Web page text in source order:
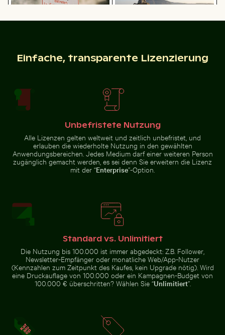
auf der Straße Kastri mit Kapelle
Barbary-Makaken
Kuscheln am
Affenfelsen in
Gibraltar
Bahrain World Trade Center zwischen Gassen
Helle orangefarbene Seestern am Sandstrand
Helle orangefarbene Seestern am
Sandstrand
Verschwommene
Verschwommene Bewegung
eines gelben Zuges am Bahnhof
Museumsinsel, Berlin
Flughund im farbenfrohen Himmel gleitend
Flughund im farbenfrohen
Silberreiher auf einem Boot
Silberreiher auf einem Boot in
Olympiaturm mit Blumen im Vordergrund
Luftaufnahme des Dorfes
Einfache, transparente Lizenzierung
Unbefristete Nutzung
Alle Lizenzen gelten weltweit und zeitlich unbefristet, und
erlauben die wiederholte Nutzung in den gewählten
Anwendungsbereichen. Jedes Medium darf einer weiteren Person
zugänglich gemacht werden, es sei denn Sie erweitern die Lizenz
mit der “Enterprise”-Option.
Standard vs. Unlimitiert
Die Nutzung bis 100.000 ist immer abgedeckt: Z.B. Follower,
Newsletter-Empfänger oder monatliche Web/App-Nutzer
(Kennzahlen zum Zeitpunkt des Kaufes, kein Upgrade nötig). Wird
eine Druckauflage von 100.000 oder ein Kampagnen-Budget von
100.000 € überschritten? Wählen Sie “Unlimitiert”.